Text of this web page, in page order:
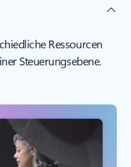
Ressourcen
Steuerungsebene.